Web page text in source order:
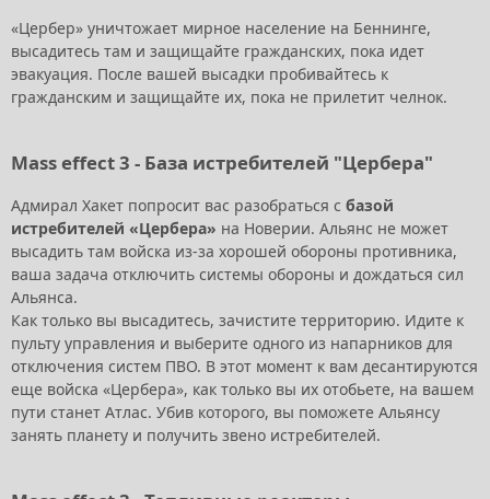
«Цербер» уничтожает мирное население на Беннинге,
высадитесь там и защищайте гражданских, пока идет
эвакуация. После вашей высадки пробивайтесь к
гражданским и защищайте их, пока не прилетит челнок.
Mass effect 3 - База истребителей "Цербера"
Адмирал Хакет попросит вас разобраться с базой
истребителей «Цербера» на Новерии. Альянс не может
высадить там войска из-за хорошей обороны противника,
ваша задача отключить системы обороны и дождаться сил
Альянса.
Как только вы высадитесь, зачистите территорию. Идите к
пульту управления и выберите одного из напарников для
отключения систем ПВО. В этот момент к вам десантируются
еще войска «Цербера», как только вы их отобьете, на вашем
пути станет Атлас. Убив которого, вы поможете Альянсу
занять планету и получить звено истребителей.